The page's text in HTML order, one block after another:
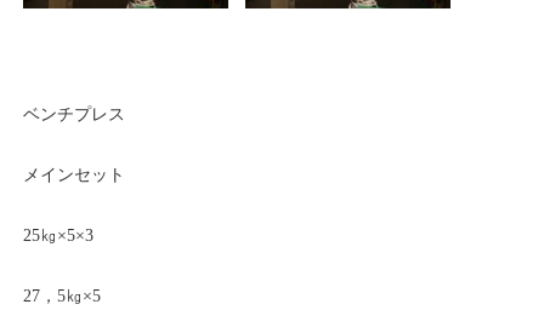
ベンチプレス
メインセット
25㎏×5×3
27，5㎏×5